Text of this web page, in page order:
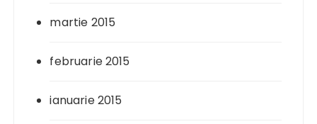
martie 2015
februarie 2015
ianuarie 2015